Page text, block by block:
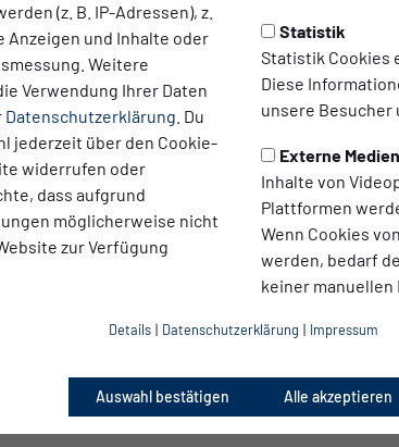
(z. B. IP-Adressen), z.
und Inhalte oder
Weitere
Verwendung Ihrer Daten
Datenschutzerklärung . Du
jederzeit über den Cookie-
widerrufen oder
dass aufgrund
möglicherweise nicht
zur Verfügung
Statistik
Statistik Cookies
Diese
unsere Besucher
Externe Medien
Inhalte von
Plattformen
Wenn Cookies
werden, bedarf
keiner manuellen
Details | Datenschutzerklärung | Impressum
Auswahl bestätigen Alle akzeptieren